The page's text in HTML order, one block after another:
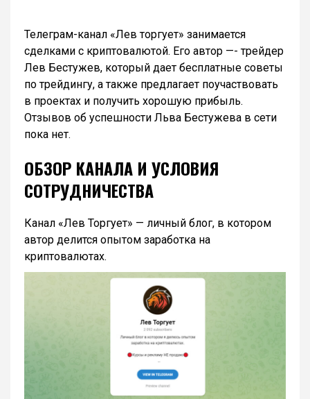
Телеграм-канал «Лев торгует» занимается
сделками с криптовалютой. Его автор —- трейдер
Лев Бестужев, который дает бесплатные советы
по трейдингу, а также предлагает поучаствовать
в проектах и получить хорошую прибыль.
Отзывов об успешности Льва Бестужева в сети
пока нет.
ОБЗОР КАНАЛА И УСЛОВИЯ
СОТРУДНИЧЕСТВА
Канал «Лев Торгует» — личный блог, в котором
автор делится опытом заработка на
криптовалютах.